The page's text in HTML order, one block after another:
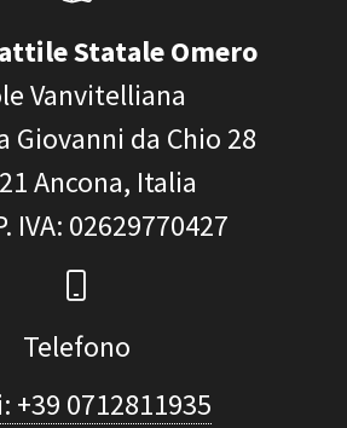
Statale Omero
Vanvitelliana
Giovanni da Chio 28
Ancona, Italia
IVA: 02629770427
Telefono
+39 0712811935